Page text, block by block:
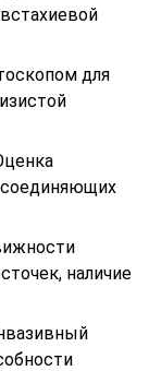
для
наличие